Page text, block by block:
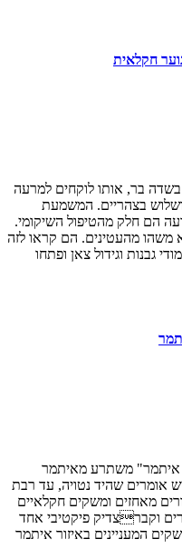
חקלאית
בשדה בר, אותו לוקחים למרעה
בצהריים. המשמעת
הם חלק מהטיפול השיקומי.
משהו מהעטינים. הם קראו לזה
גבנות וגידול צאן ופתחו
איתמר" משתרע מאיתמר
אומרים שהיד נטויה, עד רבת
מאחזים ומשקים חקלאיים
וקברצדיק פיקטיבי אחד
המעניינים באיזור איתמר